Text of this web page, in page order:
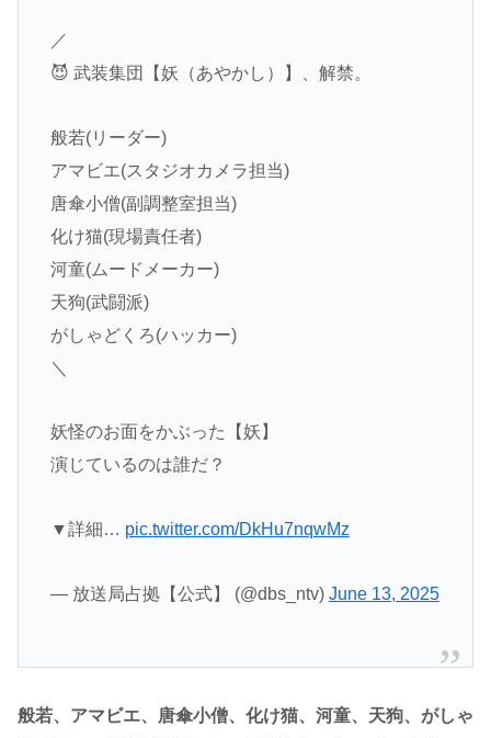
／
😈 武装集団【妖（あやかし）】、解禁。
般若(リーダー)
アマビエ(スタジオカメラ担当)
唐傘小僧(副調整室担当)
化け猫(現場責任者)
河童(ムードメーカー)
天狗(武闘派)
がしゃどくろ(ハッカー)
＼
妖怪のお面をかぶった【妖】
演じているのは誰だ？
▼詳細… pic.twitter.com/DkHu7nqwMz
— 放送局占拠【公式】 (@dbs_ntv) June 13, 2025
般若、アマビエ、唐傘小僧、化け猫、河童、天狗、がしゃ